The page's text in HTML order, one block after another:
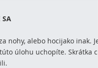
SA
nohy, alebo hocijako inak.
úlohu uchopíte. Skrátka